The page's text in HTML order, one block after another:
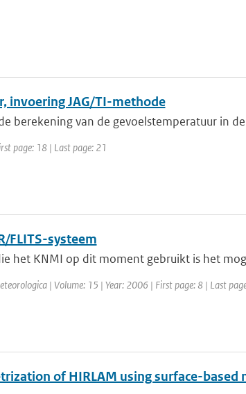
invoering JAG/TI-methode
berekening van de gevoelstemperatuur in
page: 18 | Last page: 21
FLITS-systeem
het KNMI op dit moment gebruikt is het
| Volume: 15 | Year: 2006 | First page: 8 | Last
of HIRLAM using surface-based